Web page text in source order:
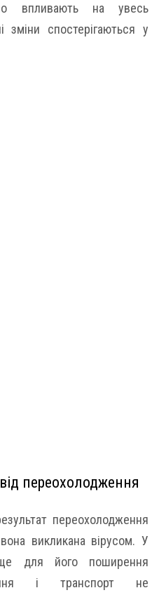
впливають на увесь
зміни спостерігаються у
переохолодження
переохолодження
викликана вірусом. У
для його поширення
і транспорт не